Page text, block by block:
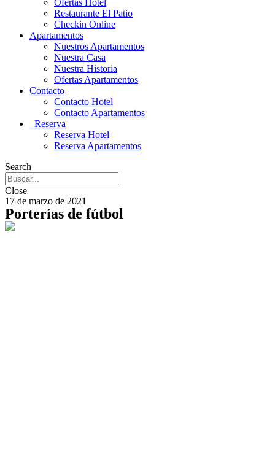
Ofertas Hotel
Restaurante El Patio
Checkin Online
Apartamentos
Nuestros Apartamentos
Nuestra Casa
Nuestra Historia
Ofertas Apartamentos
Contacto
Contacto Hotel
Contacto Apartamentos
Reserva
Reserva Hotel
Reserva Apartamentos
Search
Close
17 de marzo de 2021
Porterías de fútbol